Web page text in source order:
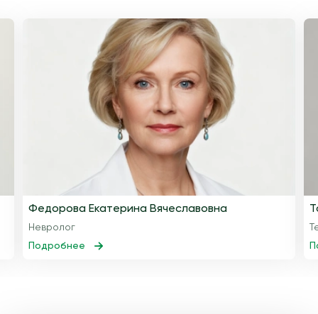
Федорова Екатерина Вячеславовна
Невролог
Подробнее